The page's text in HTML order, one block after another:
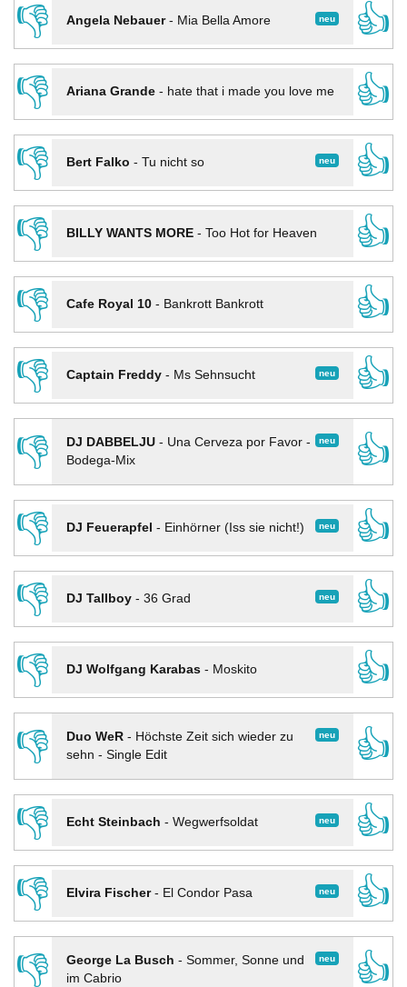
👎 neu
Angela Nebauer- Mia Bella Amore
👍
👎
Ariana Grande- hate that i made you love me
👍
👎
neu
Bert Falko - Tu nicht so
👍
👎
BILLY WANTS MORE- Too Hot for Heaven
👍
👎
Cafe Royal 10- Bankrott Bankrott
👍
👎
neu
Captain Freddy- Ms Sehnsucht
👍
👎
neu
DJ DABBELJU- Una Cerveza por Favor -
Bodega-Mix
👍
👎
neu
DJ Feuerapfel - Einhörner (Iss sie nicht!)
👍
👎
neu
DJ Tallboy- 36 Grad
👍
👎
DJ Wolfgang Karabas- Moskito
👍
👎
neu
Duo WeR- Höchste Zeit sich wieder zu
sehn - Single Edit
👍
👎
neu
Echt Steinbach - Wegwerfsoldat
👍
👎
neu
Elvira Fischer- El Condor Pasa
👍
👎
neu
George La Busch - Sommer, Sonne und
im Cabrio
👍